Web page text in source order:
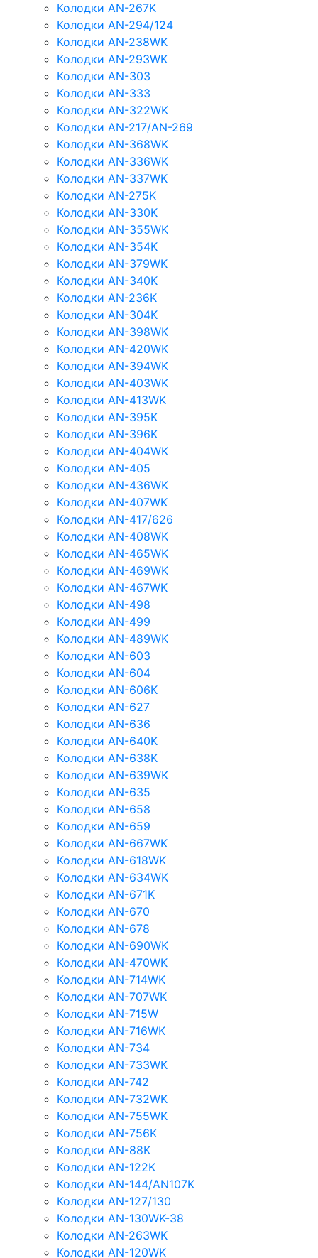
Колодки AN-267K
Колодки AN-294/124
Колодки AN-238WK
Колодки AN-293WK
Колодки AN-303
Колодки AN-333
Колодки AN-322WK
Колодки AN-217/AN-269
Колодки AN-368WK
Колодки AN-336WK
Колодки AN-337WK
Колодки AN-275K
Колодки AN-330K
Колодки AN-355WK
Колодки AN-354K
Колодки AN-379WK
Колодки AN-340K
Колодки AN-236K
Колодки AN-304K
Колодки AN-398WK
Колодки AN-420WK
Колодки AN-394WK
Колодки AN-403WK
Колодки AN-413WK
Колодки AN-395K
Колодки AN-396K
Колодки AN-404WK
Колодки AN-405
Колодки AN-436WK
Колодки AN-407WK
Колодки AN-417/626
Колодки AN-408WK
Колодки AN-465WK
Колодки AN-469WK
Колодки AN-467WK
Колодки AN-498
Колодки AN-499
Колодки AN-489WK
Колодки AN-603
Колодки AN-604
Колодки AN-606K
Колодки AN-627
Колодки AN-636
Колодки AN-640K
Колодки AN-638K
Колодки AN-639WK
Колодки AN-635
Колодки AN-658
Колодки AN-659
Колодки AN-667WK
Колодки AN-618WK
Колодки AN-634WK
Колодки AN-671K
Колодки AN-670
Колодки AN-678
Колодки AN-690WK
Колодки AN-470WK
Колодки AN-714WK
Колодки AN-707WK
Колодки AN-715W
Колодки AN-716WK
Колодки AN-734
Колодки AN-733WK
Колодки AN-742
Колодки AN-732WK
Колодки AN-755WK
Колодки AN-756K
Колодки AN-88K
Колодки AN-122K
Колодки AN-144/AN107K
Колодки AN-127/130
Колодки AN-130WK-38
Колодки AN-263WK
Колодки AN-120WK